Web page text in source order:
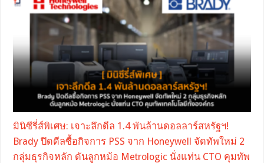
มินิซีรี่ส์พิเศษ: เจาะลึกดีล 1.4 พันล้านดอลลาร์สหรัฐฯ!
Brady ปิดดีลซื้อกิจการ PSS จาก Honeywell จัดทัพใหม่ 2
กลุ่มธุรกิจหลัก ดันลูกหม้อ Metrologic นั่งแท่น CTO คุมทัพ